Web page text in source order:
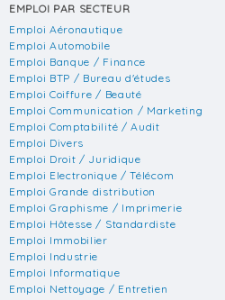
EMPLOI PAR SECTEUR
Emploi Aéronautique
Emploi Automobile
Emploi Banque / Finance
Emploi BTP / Bureau d'études
Emploi Coiffure / Beauté
Emploi Communication / Marketing
Emploi Comptabilité / Audit
Emploi Divers
Emploi Droit / Juridique
Emploi Electronique / Télécom
Emploi Grande distribution
Emploi Graphisme / Imprimerie
Emploi Hôtesse / Standardiste
Emploi Immobilier
Emploi Industrie
Emploi Informatique
Emploi Nettoyage / Entretien